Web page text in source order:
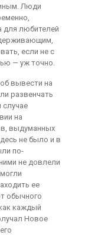
Люди
для любителей
если не с
— уж точно.
вывести на
развенчать
на
выдуманных
не было и в
по-
не довлели
ее
обычного
каждый
Новое